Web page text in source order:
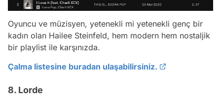
Oyuncu ve müzisyen, yetenekli mi yetenekli genç bir
kadın olan Hailee Steinfeld, hem modern hem nostaljik
bir playlist ile karşınızda.
Çalma listesine buradan ulaşabilirsiniz.
8. Lorde